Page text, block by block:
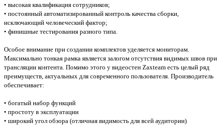
• высокая квалификация сотрудников;
• постоянный автоматизированный контроль качества сборки,
исключающий человеческий фактор;
• финишные тестирования разного типа.
Особое внимание при создании комплектов уделяется мониторам.
Максимально тонкая рамка является залогом отсутствия видимых швов при
трансляции контента. Помимо этого у видеостен Zaxteam есть целый ряд
преимуществ, актуальных для современного пользователя. Производитель
обеспечивает:
• богатый набор функций
• простоту в эксплуатации
• широкий угол обзора (отличная видимость для всей аудитории)